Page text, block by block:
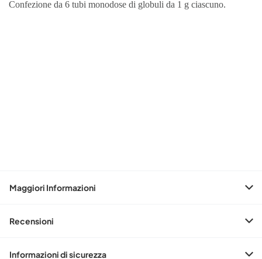
Confezione da 6 tubi monodose di globuli da 1 g ciascuno.
Maggiori Informazioni
Recensioni
Informazioni di sicurezza